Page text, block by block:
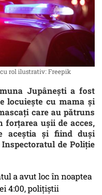
rol ilustrativ: Freepik
Jupâneşti a fost
locuieşte cu mama şi
care au pătruns
uşii de acces,
aceştia şi fiind duşi
de Poliţie
a avut loc în noaptea
4:00, poliţiştii